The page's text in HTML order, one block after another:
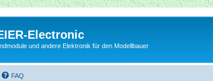
Electronic
und andere Elektronik für den Modellbauer
FAQ